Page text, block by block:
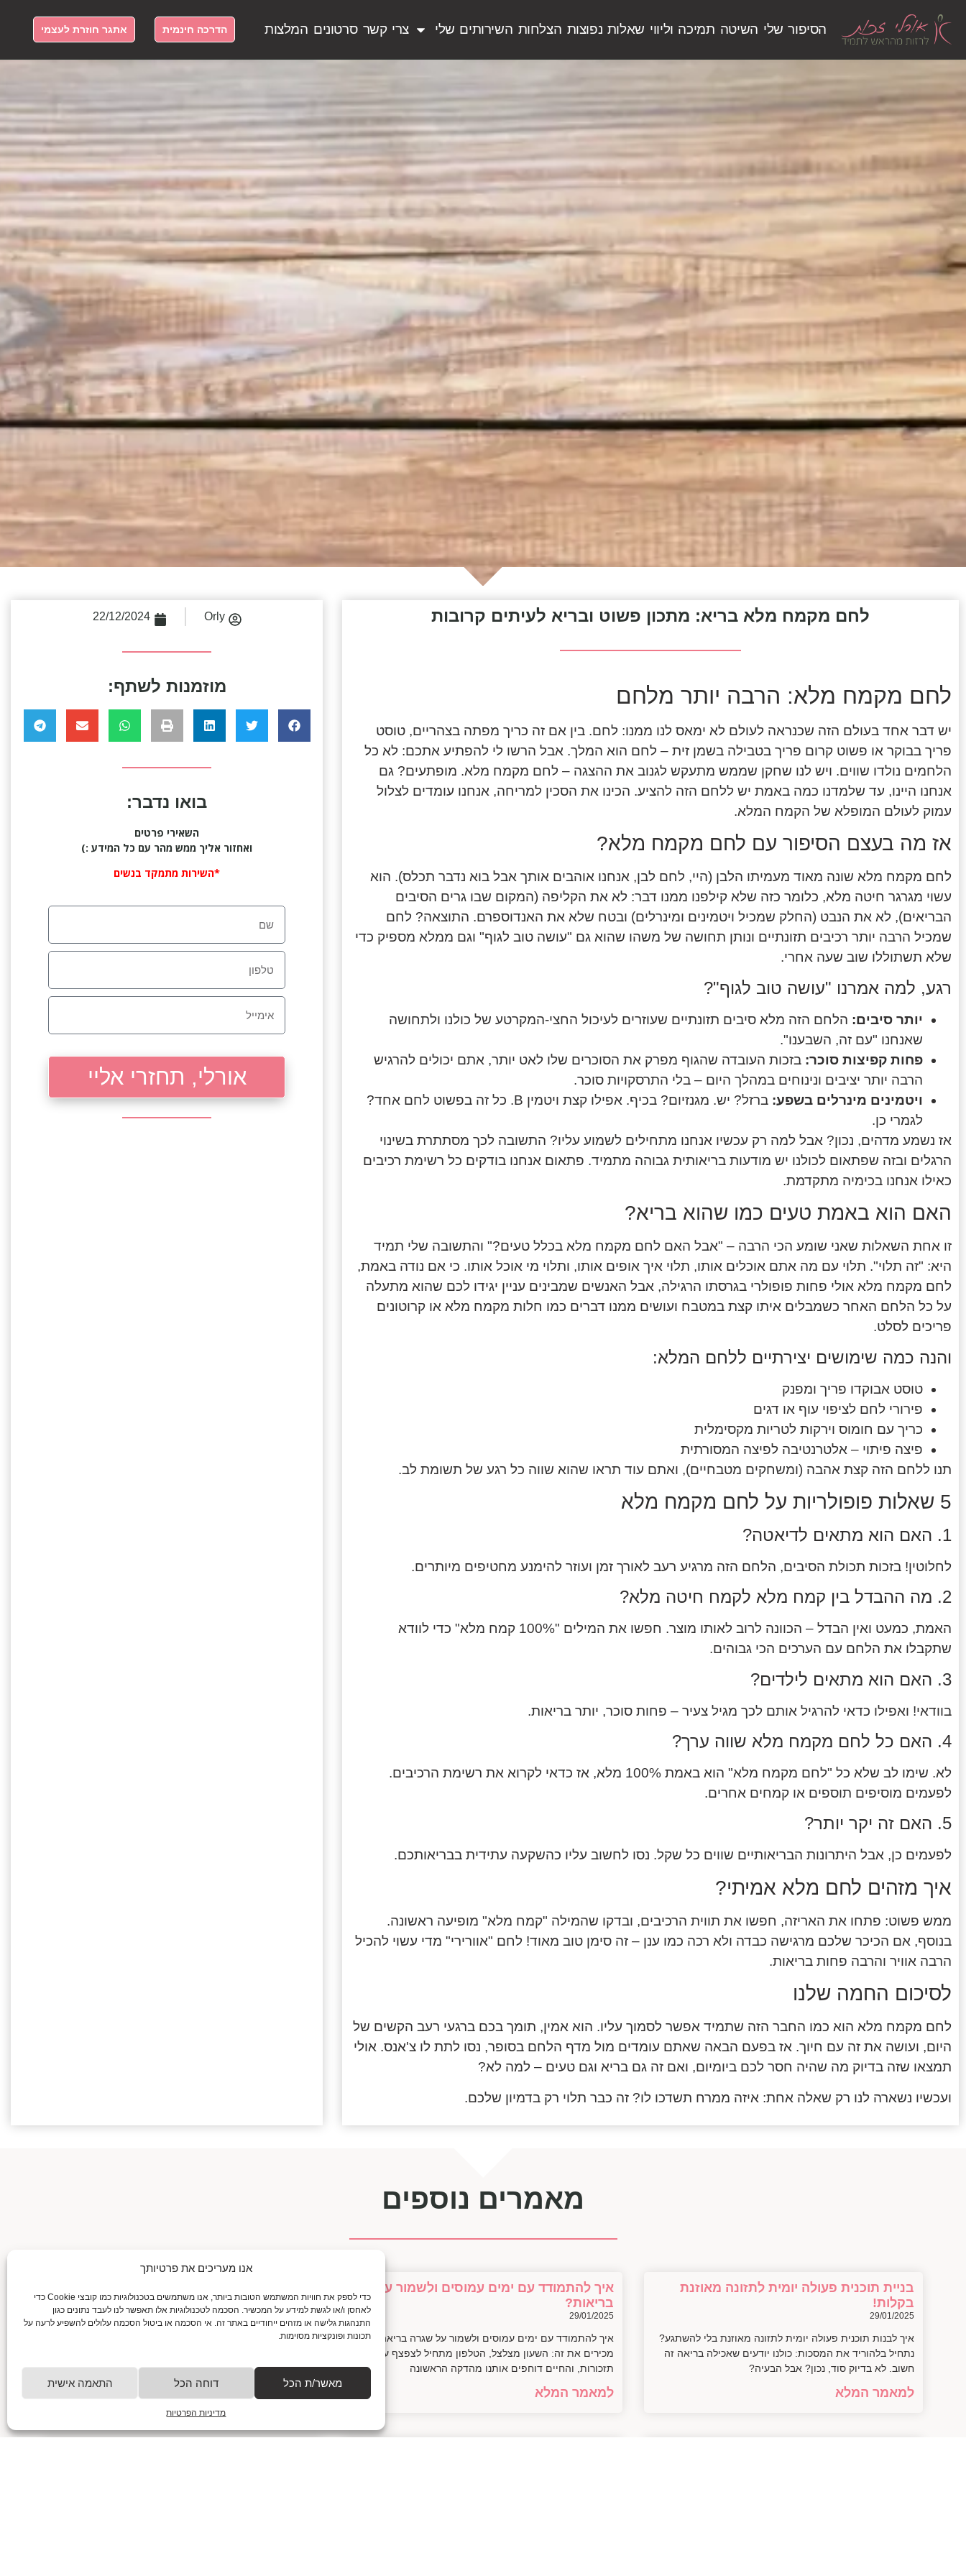
אנו מעריכים את פרטיותך
כדי לספק את חוויות המשתמש הטובות ביותר, אנו משתמשים בטכנולוגיות כמו קובצי Cookie כדי
לאחסן ו/או לגשת למידע על המכשיר. הסכמה לטכנולוגיות אלו תאפשר לנו לעבד נתונים כגון
התנהגות גלישה או מזהים ייחודיים באתר זה. אי הסכמה או ביטול הסכמה עלולים להשפיע לרעה על
תכונות ופונקציות מסוימות.
מאשר/ת הכל דוחה הכל התאמה אישית
מדיניות הפרטיות
הסיפור שלי השיטה תמיכה וליווי שאלות נפוצות הצלחות השירותים שלי צרי קשר סרטונים המלצות הדרכה חינמית אתגר חוזרת לעצמי
לחם מקמח מלא בריא: מתכון פשוט ובריא לעיתים קרובות
לחם מקמח מלא: הרבה יותר מלחם
יש דבר אחד בעולם הזה שכנראה לעולם לא ימאס לנו ממנו: לחם. בין אם זה כריך מפתה בצהריים, טוסט
פריך בבוקר או פשוט קרום פריך בטבילה בשמן זית – לחם הוא המלך. אבל הרשו לי להפתיע אתכם: לא כל
הלחמים נולדו שווים. ויש לנו שחקן שממש מתעקש לגנוב את ההצגה – לחם מקמח מלא. מופתעים? גם
אנחנו היינו, עד שלמדנו כמה באמת יש ללחם הזה להציע. הכינו את הסכין למריחה, אנחנו עומדים לצלול
עמוק לעולם המופלא של הקמח המלא.
אז מה בעצם הסיפור עם לחם מקמח מלא?
לחם מקמח מלא שונה מאוד מעמיתו הלבן (היי, לחם לבן, אנחנו אוהבים אותך אבל בוא נדבר תכלס). הוא
עשוי מגרגר חיטה מלא, כלומר כזה שלא קילפנו ממנו דבר: לא את הקליפה (המקום שבו גרים הסיבים
הבריאים), לא את הנבט (החלק שמכיל ויטמינים ומינרלים) ובטח שלא את האנדוספרם. התוצאה? לחם
שמכיל הרבה יותר רכיבים תזונתיים ונותן תחושה של משהו שהוא גם "עושה טוב לגוף" וגם ממלא מספיק כדי
שלא תשתוללו שוב שעה אחרי.
רגע, למה אמרנו "עושה טוב לגוף"?
יותר סיבים: הלחם הזה מלא סיבים תזונתיים שעוזרים לעיכול החצי-המקרטע של כולנו ולתחושה
שאנחנו "עם זה, השבענו".
פחות קפיצות סוכר: בזכות העובדה שהגוף מפרק את הסוכרים שלו לאט יותר, אתם יכולים להרגיש
הרבה יותר יציבים ונינוחים במהלך היום – בלי התרסקויות סוכר.
ויטמינים מינרלים בשפע:
ברזל? יש. מגנזיום? בכיף. אפילו קצת ויטמין B. כל זה בפשוט לחם אחד?
לגמרי כן.
אז נשמע מדהים, נכון? אבל למה רק עכשיו אנחנו מתחילים לשמוע עליו? התשובה לכך מסתתרת בשינוי
הרגלים ובזה שפתאום לכולנו יש מודעות בריאותית גבוהה מתמיד. פתאום אנחנו בודקים כל רשימת רכיבים
כאילו אנחנו בכימיה מתקדמת.
האם הוא באמת טעים כמו שהוא בריא?
זו אחת השאלות שאני שומע הכי הרבה – "אבל האם לחם מקמח מלא בכלל טעים?" והתשובה שלי תמיד
היא: "זה תלוי". תלוי עם מה אתם אוכלים אותו, תלוי איך אופים אותו, ותלוי מי אוכל אותו. כי אם נודה באמת,
לחם מקמח מלא אולי פחות פופולרי בגרסתו הרגילה, אבל האנשים שמבינים עניין יגידו לכם שהוא מתעלה
על כל הלחם האחר כשמבלים איתו קצת במטבח ועושים ממנו דברים כמו חלות מקמח מלא או קרוטונים
פריכים לסלט.
והנה כמה שימושים יצירתיים ללחם המלא:
טוסט אבוקדו פריך ומפנק
פירורי לחם לציפוי עוף או דגים
כריך עם חומוס וירקות לטריות מקסימלית
פיצה פיתוי – אלטרנטיבה לפיצה המסורתית
תנו ללחם הזה קצת אהבה (ומשחקים מטבחיים), ואתם עוד תראו שהוא שווה כל רגע של תשומת לב.
5 שאלות פופולריות על לחם מקמח מלא
1. האם הוא מתאים לדיאטה?
לחלוטין! בזכות תכולת הסיבים, הלחם הזה מרגיע רעב לאורך זמן ועוזר להימנע מחטיפים מיותרים.
2. מה ההבדל בין קמח מלא לקמח חיטה מלא?
האמת, כמעט ואין הבדל – הכוונה לרוב לאותו מוצר. חפשו את המילים "100% קמח מלא" כדי לוודא
שתקבלו את הלחם עם הערכים הכי גבוהים.
3. האם הוא מתאים לילדים?
בוודאי! ואפילו כדאי להרגיל אותם לכך מגיל צעיר – פחות סוכר, יותר בריאות.
4. האם כל לחם מקמח מלא שווה ערך?
לא. שימו לב שלא כל "לחם מקמח מלא" הוא באמת 100% מלא, אז כדאי לקרוא את רשימת הרכיבים.
לפעמים מוסיפים תוספים או קמחים אחרים.
5. האם זה יקר יותר?
לפעמים כן, אבל היתרונות הבריאותיים שווים כל שקל. נסו לחשוב עליו כהשקעה עתידית בבריאותכם.
איך מזהים לחם מלא אמיתי?
ממש פשוט: פתחו את האריזה, חפשו את תווית הרכיבים, ובדקו שהמילה "קמח מלא" מופיעה ראשונה.
בנוסף, אם הכיכר שלכם מרגישה כבדה ולא רכה כמו ענן – זה סימן טוב מאוד! לחם "אוורירי" מדי עשוי להכיל
הרבה אוויר והרבה פחות בריאות.
לסיכום החמה שלנו
לחם מקמח מלא הוא כמו החבר הזה שתמיד אפשר לסמוך עליו. הוא אמין, תומך בכם ברגעי רעב הקשים של
היום, ועושה את זה עם חיוך. אז בפעם הבאה שאתם עומדים מול מדף הלחם בסופר, נסו לתת לו צ'אנס. אולי
תמצאו שזה בדיוק מה שהיה חסר לכם ביומיום, ואם זה גם בריא וגם טעים – למה לא?
ועכשיו נשארה לנו רק שאלה אחת: איזה ממרח תשדכו לו? זה כבר תלוי רק בדמיון שלכם.
Orly
22/12/2024
מוזמנות לשתף:
בואו נדבר:
השאירי פרטים
ואחזור אליך ממש מהר עם כל המידע :)
*השירות מתמקד בנשים
אורלי, תחזרי אליי
מאמרים נוספים
בניית תוכנית פעולה יומית לתזונה מאוזנת
בקלות!
29/01/2025
איך לבנות תוכנית פעולה יומית לתזונה מאוזנת בלי להשתגע?
נתחיל בלהוריד את המסכות: כולנו יודעים שאכילה בריאה זה
חשוב. לא בדיוק סוד, נכון? אבל הבעיה?
למאמר המלא
איך להתמודד עם ימים עמוסים ולשמור על
בריאות?
29/01/2025
איך להתמודד עם ימים עמוסים ולשמור על שגרה בריאה כולנו
מכירים את זה: השעון מצלצל, הטלפון מתחיל לצפצף עם
תזכורות, והחיים דוחפים אותנו מהדקה הראשונה
למאמר המלא
ושובע
29/01/2025
בעקבות הבטן: איך להקשיב לתחושות רעב ושובע ולנצח את
בלילה, בלי לדעת אם הוא באמת רעב
למאמר המלא